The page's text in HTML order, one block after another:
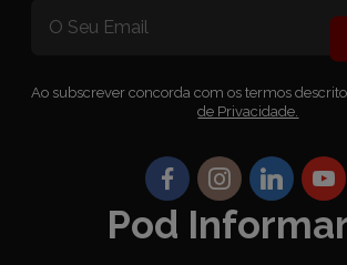
Ao subscrever concorda com os termos
de Privacidade.
Pod Informar